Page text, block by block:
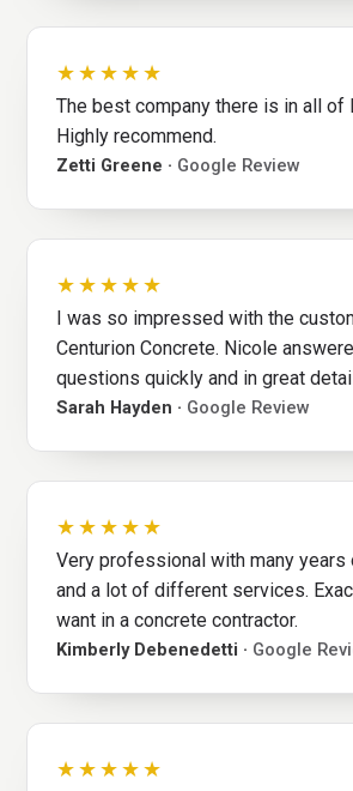
★★★★★
The best company there is in all of
Highly recommend.
Zetti Greene · Google Review
★★★★★
I was so impressed with the
Centurion Concrete. Nicole
questions quickly and in great
Sarah Hayden · Google Review
★★★★★
Very professional with many
and a lot of different services.
want in a concrete contractor.
Kimberly Debenedetti · Google
★★★★★